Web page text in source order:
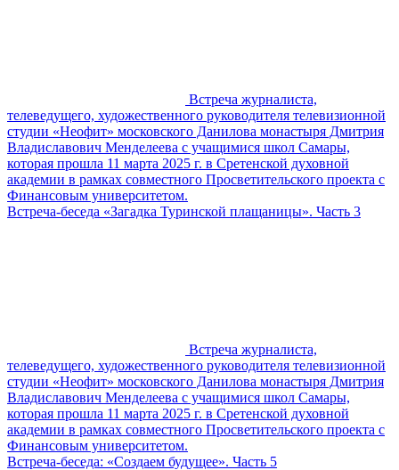
Встреча журналиста,
телеведущего, художественного руководителя телевизионной
студии «Неофит» московского Данилова монастыря Дмитрия
Владиславович Менделеева с учащимися школ Самары,
которая прошла 11 марта 2025 г. в Сретенской духовной
академии в рамках совместного Просветительского проекта с
Финансовым университетом.
Встреча-беседа «Загадка Туринской плащаницы». Часть 3
Встреча журналиста,
телеведущего, художественного руководителя телевизионной
студии «Неофит» московского Данилова монастыря Дмитрия
Владиславович Менделеева с учащимися школ Самары,
которая прошла 11 марта 2025 г. в Сретенской духовной
академии в рамках совместного Просветительского проекта с
Финансовым университетом.
Встреча-беседа: «Создаем будущее». Часть 5